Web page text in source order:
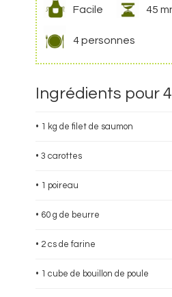
Facile 45
4 personnes
Ingrédients pour
• 1 kg de filet de saumon
• 3 carottes
• 1 poireau
• 60 g de beurre
• 2 cs de farine
• 1 cube de bouillon de poule